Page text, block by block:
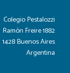
Colegio Pestalozzi
Ramón Freire 1882
1428 Buenos Aires
Argentina